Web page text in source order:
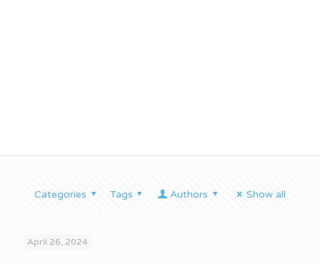
Categories Tags Authors Show all
April 26, 2024